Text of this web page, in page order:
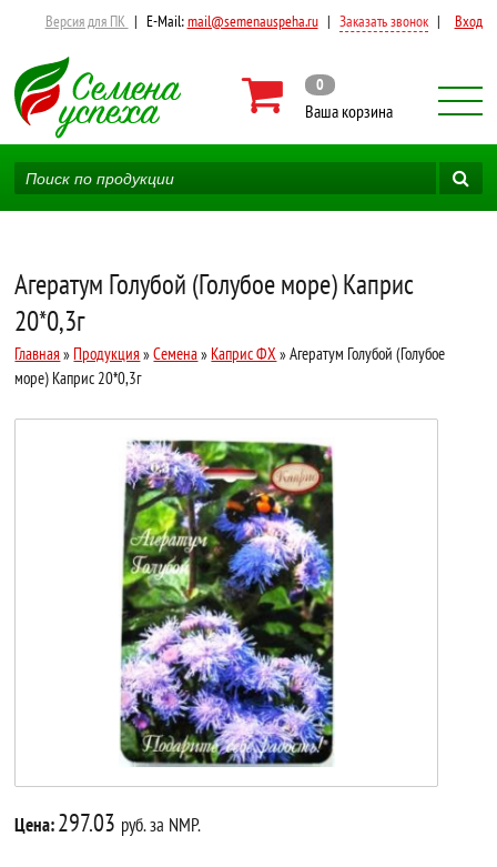
Версия для ПК | E-Mail:mail@semenauspeha.ru | Заказать звонок | Вход
0
Ваша корзина
Агератум Голубой (Голубое море) Каприс
20*0,3г
Главная » Продукция »Семена» Каприс ФХ » Агератум Голубой (Голубое
море) Каприс 20*0,3г
Цена:297.03 руб. за NMP.